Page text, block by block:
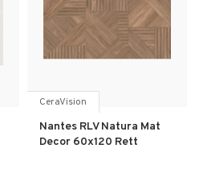
CeraVision
Nantes RLV Natura Mat
Decor 60x120 Rett